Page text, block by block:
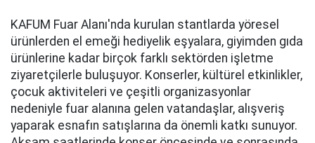
KAFUM Fuar Alanı'nda kurulan stantlarda yöresel
ürünlerden el emeği hediyelik eşyalara, giyimden gıda
ürünlerine kadar birçok farklı sektörden işletme
ziyaretçilerle buluşuyor. Konserler, kültürel etkinlikler,
çocuk aktiviteleri ve çeşitli organizasyonlar
nedeniyle fuar alanına gelen vatandaşlar, alışveriş
yaparak esnafın satışlarına da önemli katkı sunuyor.